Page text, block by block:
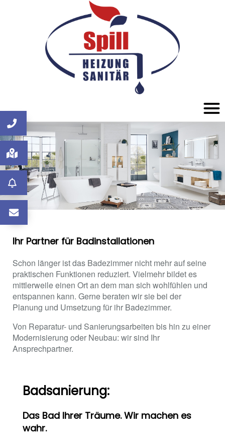
Ihr Partner für Badinstallationen
Schon länger ist das Badezimmer nicht mehr auf seine
praktischen Funktionen reduziert. Vielmehr bildet es
mittlerweile einen Ort an dem man sich wohlfühlen und
entspannen kann. Gerne beraten wir sie bei der
Planung und Umsetzung für ihr Badezimmer.
Von Reparatur- und Sanierungsarbeiten bis hin zu einer
Modernisierung oder Neubau: wir sind Ihr
Ansprechpartner.
Badsanierung:
Das Bad Ihrer Träume. Wir machen es
wahr.